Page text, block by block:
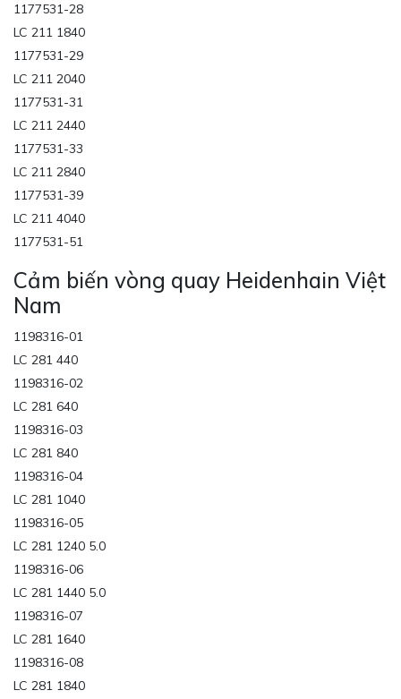
1177531-28
LC 211 1840
1177531-29
LC 211 2040
1177531-31
LC 211 2440
1177531-33
LC 211 2840
1177531-39
LC 211 4040
1177531-51
Cảm biến vòng quay Heidenhain Việt
Nam
1198316-01
LC 281 440
1198316-02
LC 281 640
1198316-03
LC 281 840
1198316-04
LC 281 1040
1198316-05
LC 281 1240 5.0
1198316-06
LC 281 1440 5.0
1198316-07
LC 281 1640
1198316-08
LC 281 1840